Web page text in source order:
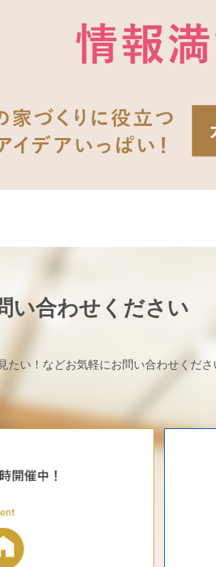
い合わせください
たい！などお気軽にお問い合わせくださ